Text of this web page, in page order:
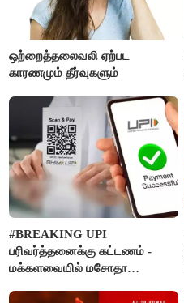
ஒற்றைத்தலைவலி ஏற்பட
காரணமும் தீர்வுகளும்
#BREAKING UPI
பரிவர்த்தனைக்கு கட்டணம் -
மக்களவையில் மசோதா